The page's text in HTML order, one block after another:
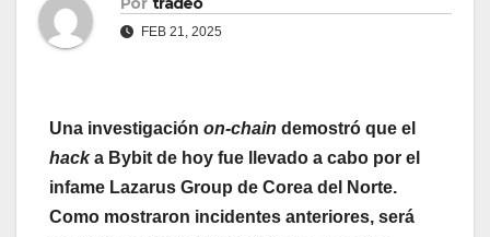
FEB 21, 2025
Una investigación on-chain demostró que el
hacka Bybit de hoy fue llevado a cabo por el
infame Lazarus Group de Corea del Norte.
Como mostraron incidentes anteriores, será